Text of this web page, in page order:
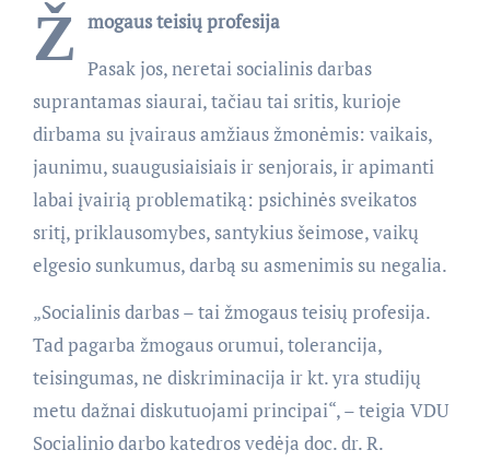
Ž mogaus teisių profesija
Pasak jos, neretai socialinis darbas
suprantamas siaurai, tačiau tai sritis, kurioje
dirbama su įvairaus amžiaus žmonėmis: vaikais,
jaunimu, suaugusiaisiais ir senjorais, ir apimanti
labai įvairią problematiką: psichinės sveikatos
sritį, priklausomybes, santykius šeimose, vaikų
elgesio sunkumus, darbą su asmenimis su negalia.
„Socialinis darbas – tai žmogaus teisių profesija.
Tad pagarba žmogaus orumui, tolerancija,
teisingumas, ne diskriminacija ir kt. yra studijų
metu dažnai diskutuojami principai“, – teigia VDU
Socialinio darbo katedros vedėja doc. dr. R.